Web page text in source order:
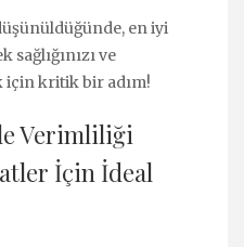
en iyi
sağlığınızı ve
kritik bir adım!
Verimliliği
İçin İdeal